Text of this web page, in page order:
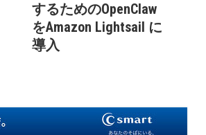
するためのOpenClaw
をAmazon Lightsail に
導入